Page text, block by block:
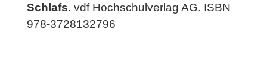
Schlafs. vdf Hochschulverlag AG. ISBN
978-3728132796